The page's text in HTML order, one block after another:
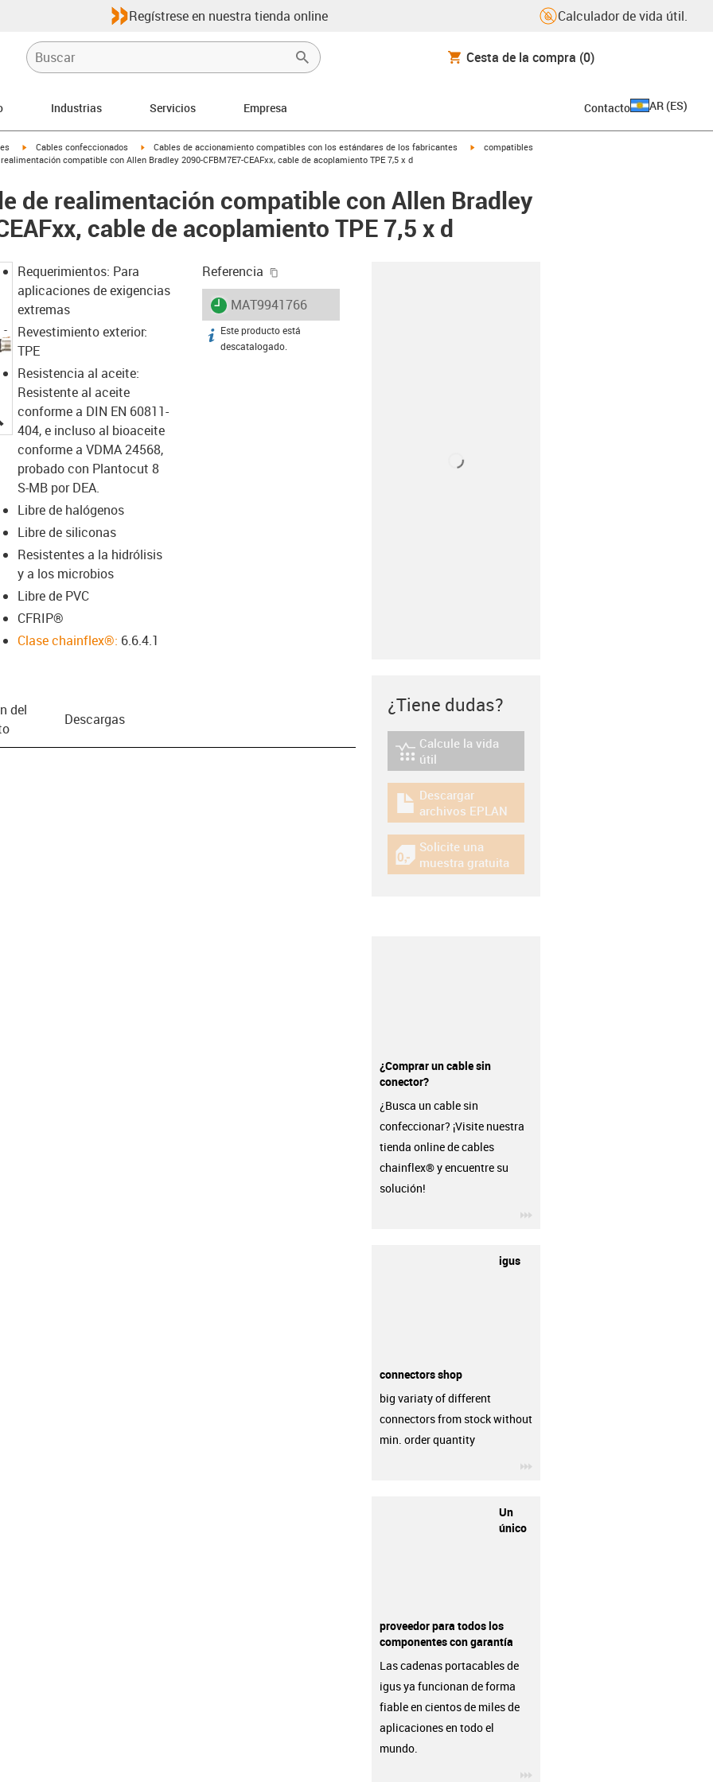
Regístrese en nuestra tienda online Calculador de vida útil.
Cesta de la compra (0)
Industrias Servicios Empresa Contacto AR (ES)
igus-icon-arrow-right
Cables confeccionados igus-icon-arrow-right
Cables de accionamiento compatibles con los estándares de los fabricantes igus-icon-arrow-right
compatibles
compatible con Allen Bradley 2090-CFBM7E7-CEAFxx, cable de acoplamiento TPE 7,5 x d
de realimentación compatible con Allen Bradley
cable de acoplamiento TPE 7,5 x d
igus-icon-lupe
Requerimientos: Para
aplicaciones de exigencias
extremas
Revestimiento exterior:
TPE
Resistencia al aceite:
Resistente al aceite
conforme a DIN EN 60811-
404, e incluso al bioaceite
conforme a VDMA 24568,
probado con Plantocut 8
S-MB por DEA.
Libre de halógenos
Libre de siliconas
Resistentes a la hidrólisis
y a los microbios
Libre de PVC
CFRIP®
Clase chainflex®: 6.6.4.1
Referencia
igus-icon-lieferzeit
MAT9941766
igus-icon-info
Este producto está
descatalogado.
del
Descargas
¿Tiene dudas?
igus-icon-lebensdauerrechner
Calcule la vida
útil
igus-icon-download-plan
Descargar
archivos EPLAN
igus-icon-gratismuster
Solicite una
muestra gratuita
¿Comprar un cable sin
conector?
¿Busca un cable sin
confeccionar? ¡Visite nuestra
tienda online de cables
chainflex® y encuentre su
solución!
igus
connectors shop
big variaty of different
connectors from stock without
min. order quantity
Un
único
proveedor para todos los
componentes con garantía
Las cadenas portacables de
igus ya funcionan de forma
fiable en cientos de miles de
aplicaciones en todo el
mundo.